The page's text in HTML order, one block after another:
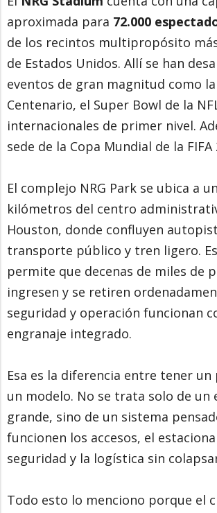
aproximada para 72.000
de los recintos multipropósito
de Estados Unidos. Allí se han
eventos de gran magnitud como
Centenario, el Super Bowl de la
internacionales de primer nivel.
sede de la Copa Mundial de la FIFA
El complejo NRG Park se ubica a
kilómetros del centro
Houston, donde confluyen
transporte público y tren ligero.
permite que decenas de miles de
ingresen y se retiren
seguridad y operación funcionan
engranaje integrado.
Esa es la diferencia entre tener
un modelo. No se trata solo de un
grande, sino de un sistema
funcionen los accesos, el
seguridad y la logística sin
Todo esto lo menciono porque el